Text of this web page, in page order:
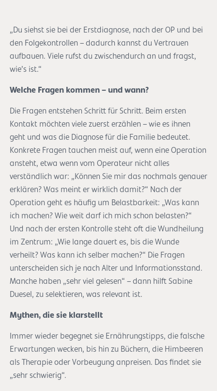
„Du siehst sie bei der Erstdiagnose, nach der OP und bei
den Folgekontrollen – dadurch kannst du Vertrauen
aufbauen. Viele rufst du zwischendurch an und fragst,
wie’s ist.“
Welche Fragen kommen – und wann?
Die Fragen entstehen Schritt für Schritt. Beim ersten
Kontakt möchten viele zuerst erzählen – wie es ihnen
geht und was die Diagnose für die Familie bedeutet.
Konkrete Fragen tauchen meist auf, wenn eine Operation
ansteht, etwa wenn vom Operateur nicht alles
verständlich war: „Können Sie mir das nochmals genauer
erklären? Was meint er wirklich damit?“ Nach der
Operation geht es häufig um Belastbarkeit: „Was kann
ich machen? Wie weit darf ich mich schon belasten?“
Und nach der ersten Kontrolle steht oft die Wundheilung
im Zentrum: „Wie lange dauert es, bis die Wunde
verheilt? Was kann ich selber machen?“ Die Fragen
unterscheiden sich je nach Alter und Informationsstand.
Manche haben „sehr viel gelesen“ – dann hilft Sabine
Duesel, zu selektieren, was relevant ist.
Mythen, die sie klarstellt
Immer wieder begegnet sie Ernährungstipps, die falsche
Erwartungen wecken, bis hin zu Büchern, die Himbeeren
als Therapie oder Vorbeugung anpreisen. Das findet sie
„sehr schwierig“.